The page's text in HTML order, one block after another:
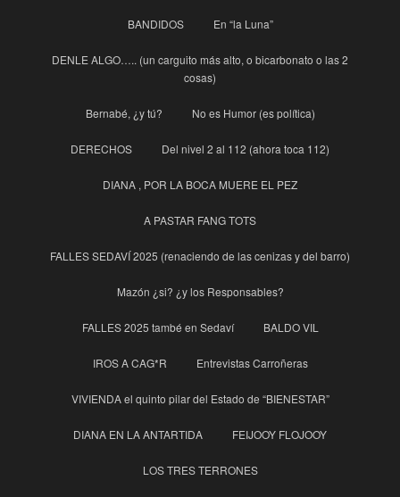
BANDIDOS En “la Luna”
DENLE ALGO….. (un carguito más alto, o bicarbonato o las 2
cosas)
Bernabé, ¿y tú? No es Humor (es política)
DERECHOS Del nivel 2 al 112 (ahora toca 112)
DIANA , POR LA BOCA MUERE EL PEZ
A PASTAR FANG TOTS
FALLES SEDAVÍ 2025 (renaciendo de las cenizas y del barro)
Mazón ¿si? ¿y los Responsables?
FALLES 2025 també en Sedaví BALDO VIL
IROS A CAG*R Entrevistas Carroñeras
VIVIENDA el quinto pilar del Estado de “BIENESTAR”
DIANA EN LA ANTARTIDA FEIJOOY FLOJOOY
LOS TRES TERRONES